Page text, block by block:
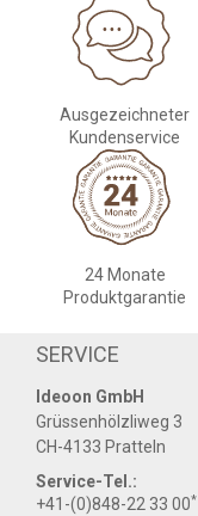
Ausgezeichneter
Kundenservice
24 Monate
Produktgarantie
SERVICE
Ideoon GmbH
Grüssenhölzliweg 3
CH-4133 Pratteln
Service-Tel.:
+41-(0)848-22 33 00*